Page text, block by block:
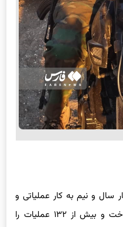
سال و نیم به کار عملیاتی و
اطلاعاتی و جذب نیرو در عراق پرداخت و بیش از ۱۳۲ عملیات را